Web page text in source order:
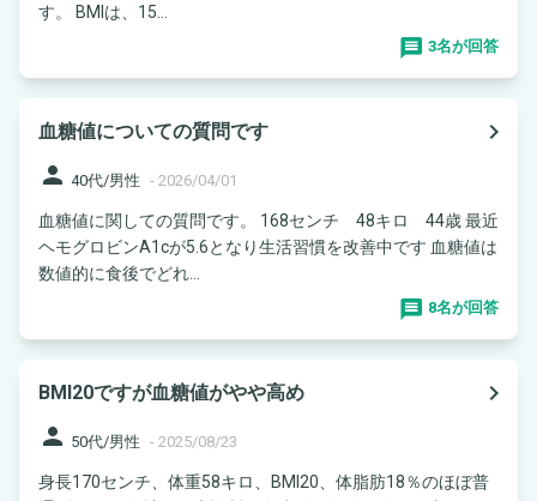
す。 BMIは、15...
3名が回答
血糖値についての質問です
navigate_next
person 40代/男性 - 2026/04/01
血糖値に関しての質問です。 168センチ 48キロ 44歳 最近
ヘモグロビンA1cが5.6となり生活習慣を改善中です 血糖値は
数値的に食後でどれ...
8名が回答
BMI20ですが血糖値がやや高め
navigate_next
person 50代/男性 - 2025/08/23
身長170センチ、体重58キロ、BMI20、体脂肪18％のほぼ普